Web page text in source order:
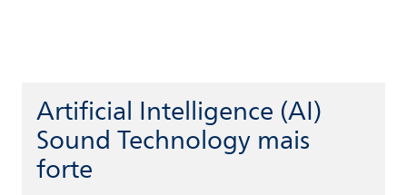
Artificial Intelligence (AI)
Sound Technology mais
forte